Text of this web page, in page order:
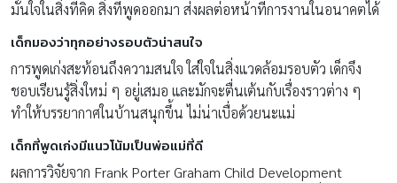
มั่นใจในสิ่งที่คิด สิ่งที่พูดออกมา ส่งผลต่อหน้าที่การงานในอนาคตได้
เด็กมองว่าทุกอย่างรอบตัวน่าสนใจ
การพูดเก่งสะท้อนถึงความสนใจ ใส่ใจในสิ่งแวดล้อมรอบตัว เด็กจึง
ชอบเรียนรู้สิ่งใหม่ ๆ อยู่เสมอ และมักจะตื่นเต้นกับเรื่องราวต่าง ๆ
ทำให้บรรยากาศในบ้านสนุกขึ้น ไม่น่าเบื่อด้วยนะแม่
เด็กที่พูดเก่งมีแนวโน้มเป็นพ่อแม่ที่ดี
ผลการวิจัยจาก Frank Porter Graham Child Development